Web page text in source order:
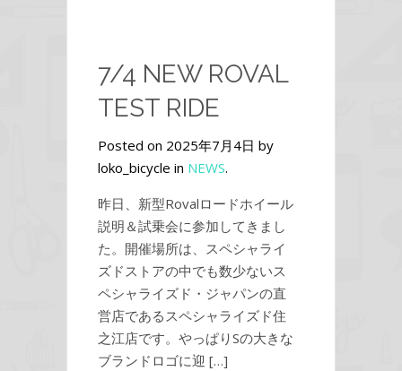
7/4 NEW ROVAL
TEST RIDE
Posted on 2025年7月4日 by
loko_bicycle in NEWS.
昨日、新型Rovalロードホイール
説明＆試乗会に参加してきまし
た。開催場所は、スペシャライ
ズドストアの中でも数少ないス
ペシャライズド・ジャパンの直
営店であるスペシャライズド住
之江店です。やっぱりSの大きな
ブランドロゴに迎 […]